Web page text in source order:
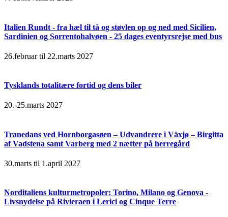
Italien Rundt - fra hæl til tå og støvlen op og ned med Sicilien,
Sardinien og Sorrentohalvøen - 25 dages eventyrsrejse med bus
26.februar til 22.marts 2027
Tysklands totalitære fortid og dens biler
20.-25.marts 2027
Tranedans ved Hornborgasøen – Udvandrere i Växjø – Birgitta
af Vadstena samt Varberg med 2 nætter på herregård
30.marts til 1.april 2027
Norditaliens kulturmetropoler: Torino, Milano og Genova -
Livsnydelse på Rivieraen i Lerici og Cinque Terre